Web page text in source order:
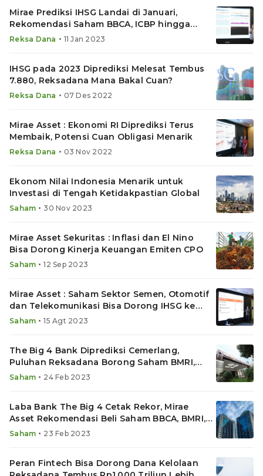
Mirae Prediksi IHSG Landai di Januari,
Rekomendasi Saham BBCA, ICBP hingga
BBRI, Aset Reksadana Ini
Reksa Dana • 11 Jan 2023
IHSG pada 2023 Diprediksi Melesat Tembus
7.880, Reksadana Mana Bakal Cuan?
Reksa Dana • 07 Des 2022
Mirae Asset : Ekonomi RI Diprediksi Terus
Membaik, Potensi Cuan Obligasi Menarik
Reksa Dana • 03 Nov 2022
Ekonom Nilai Indonesia Menarik untuk
Investasi di Tengah Ketidakpastian Global
Saham • 30 Nov 2023
Mirae Asset Sekuritas : Inflasi dan El Nino
Bisa Dorong Kinerja Keuangan Emiten CPO
Saham • 12 Sep 2023
Mirae Asset : Saham Sektor Semen, Otomotif
dan Telekomunikasi Bisa Dorong IHSG ke
7.600
Saham • 15 Agt 2023
The Big 4 Bank Diprediksi Cemerlang,
Puluhan Reksadana Borong Saham BMRI,
BBRI, BBNI dan BBCA
Saham • 24 Feb 2023
Laba Bank The Big 4 Cetak Rekor, Mirae
Asset Rekomendasi Beli Saham BBCA, BMRI,
BBRI dan BBNI
Saham • 23 Feb 2023
Peran Fintech Bisa Dorong Dana Kelolaan